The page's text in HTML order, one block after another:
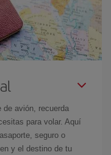
avión, recuerda
para volar. Aquí
seguro o
y el destino de tu